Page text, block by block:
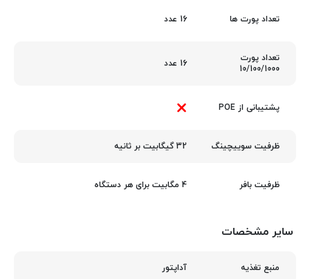
تعداد پورت ها 16 عدد
تعداد پورت
10/100/1000
16 عدد
پشتیبانی از POE
ظرفیت سوییچینگ 32 گیگابیت بر ثانیه
ظرفیت بافر 4 مگابیت برای هر دستگاه
سایر مشخصات
منبع تغذیه آداپتور